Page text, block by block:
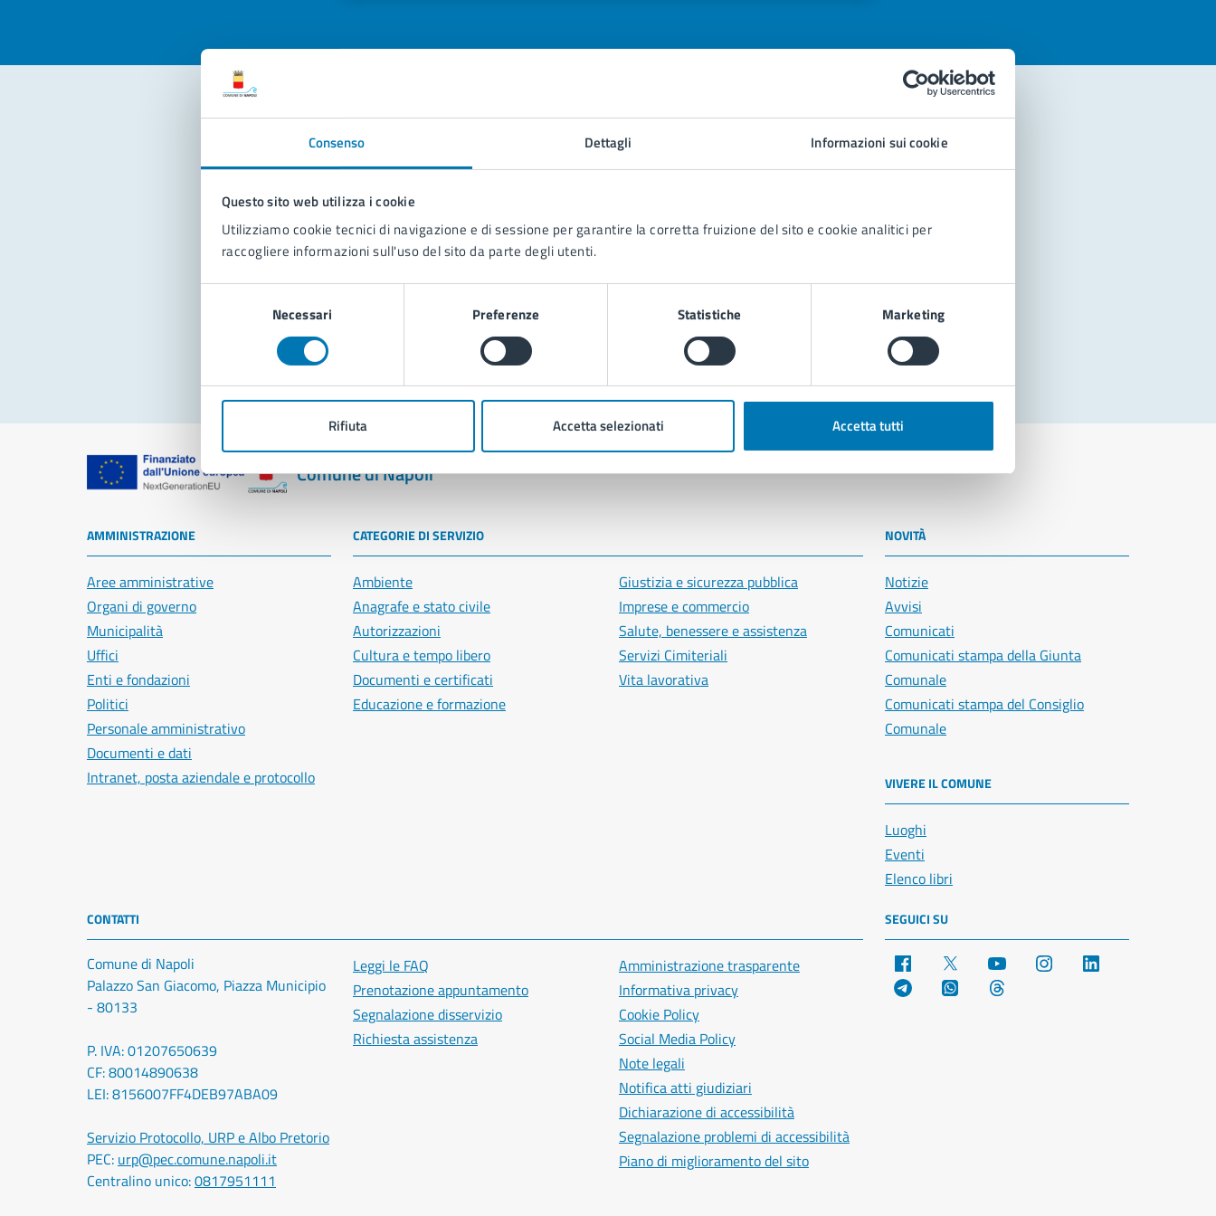
Consenso Dettagli Informazioni sui cookie
Questo sito web utilizza i cookie
Utilizziamo cookie tecnici di navigazione e di sessione per garantire la corretta fruizione del sito e cookie analitici per
raccogliere informazioni sull'uso del sito da parte degli utenti.
Necessari Preferenze Statistiche Marketing
Rifiuta Accetta selezionati Accetta tutti
Richiedi assistenza
Prenota appuntamento
Problemi in città
Segnala disservizio
Comune di Napoli
AMMINISTRAZIONE
Aree amministrative
Organi di governo
Municipalità
Uffici
Enti e fondazioni
Politici
Personale amministrativo
Documenti e dati
Intranet, posta aziendale e protocollo
CATEGORIE DI SERVIZIO
Ambiente
Anagrafe e stato civile
Autorizzazioni
Cultura e tempo libero
Documenti e certificati
Educazione e formazione
Giustizia e sicurezza pubblica
Imprese e commercio
Salute, benessere e assistenza
Servizi Cimiteriali
Vita lavorativa
NOVITÀ
Notizie
Avvisi
Comunicati
Comunicati stampa della Giunta
Comunale
Comunicati stampa del Consiglio
Comunale
VIVERE IL COMUNE
Luoghi
Eventi
Elenco libri
CONTATTI
Comune di Napoli
Palazzo San Giacomo, Piazza Municipio
- 80133
P. IVA: 01207650639
CF: 80014890638
LEI: 8156007FF4DEB97ABA09
Servizio Protocollo, URP e Albo Pretorio
PEC: urp@pec.comune.napoli.it
Centralino unico:0817951111
Leggi le FAQ
Prenotazione appuntamento
Segnalazione disservizio
Richiesta assistenza
Amministrazione trasparente
Informativa privacy
Cookie Policy
Social Media Policy
Note legali
Notifica atti giudiziari
Dichiarazione di accessibilità
Segnalazione problemi di accessibilità
Piano di miglioramento del sito
SEGUICI SU
Facebook YouTube Instagram
Telegram WhatsApp